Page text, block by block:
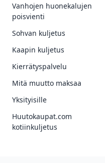
Vanhojen huonekalujen
poisvienti
Sohvan kuljetus
Kaapin kuljetus
Kierrätyspalvelu
Mitä muutto maksaa
Yksityisille
Huutokaupat.com
kotiinkuljetus